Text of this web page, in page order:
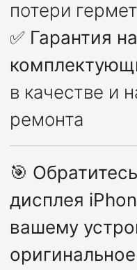
потери
✅ Гарантия
в качестве и
ремонта
🎯
дисплея
вашему